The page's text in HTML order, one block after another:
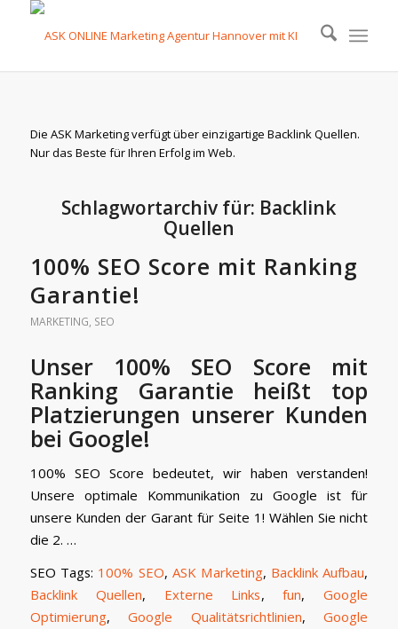
Die ASK Marketing verfügt über einzigartige Backlink Quellen.
Nur das Beste für Ihren Erfolg im Web.
Schlagwortarchiv für: Backlink
Quellen
100% SEO Score mit Ranking
Garantie!
MARKETING, SEO
Unser 100% SEO Score mit
Ranking Garantie heißt top
Platzierungen unserer Kunden
bei Google!
100% SEO Score bedeutet, wir haben verstanden!
Unsere optimale Kommunikation zu Google ist für
unsere Kunden der Garant für Seite 1! Wählen Sie nicht
die 2. …
SEO Tags: 100% SEO,ASK Marketing, Backlink Aufbau,
Backlink Quellen, Externe Links,fun,Google
Optimierung,Google Qualitätsrichtlinien,Google